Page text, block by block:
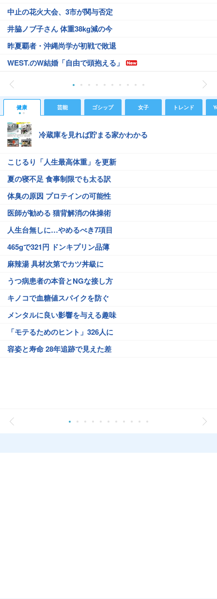
中止の花火大会、3市が関与否定
井脇ノブ子さん 体重38kg減の今
昨夏覇者・沖縄尚学が初戦で敗退
WEST.のW結婚「自由で頭抱える」
健康 芸能 ゴシップ 女子 トレンド
冷蔵庫を見れば貯まる家かわかる
こじるり「人生最高体重」を更新
夏の寝不足 食事制限でも太る訳
体臭の原因 プロテインの可能性
医師が勧める 猫背解消の体操術
人生台無しに…やめるべき7項目
465gで321円 ドンキプリン品薄
麻辣湯 具材次第でカツ丼級に
うつ病患者の本音とNGな接し方
キノコで血糖値スパイクを防ぐ
メンタルに良い影響を与える趣味
「モテるためのヒント」326人に
容姿と寿命 28年追跡で見えた差